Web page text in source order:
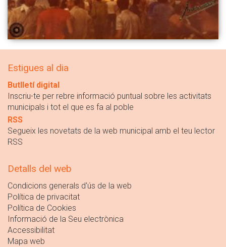
Estigues al dia
Butlletí digital
Inscriu-te per rebre informació puntual sobre les activitats
municipals i tot el que es fa al poble
RSS
Segueix les novetats de la web municipal amb el teu lector
RSS
Detalls del web
Condicions generals d'ús de la web
Política de privacitat
Política de Cookies
Informació de la Seu electrònica
Accessibilitat
Mapa web